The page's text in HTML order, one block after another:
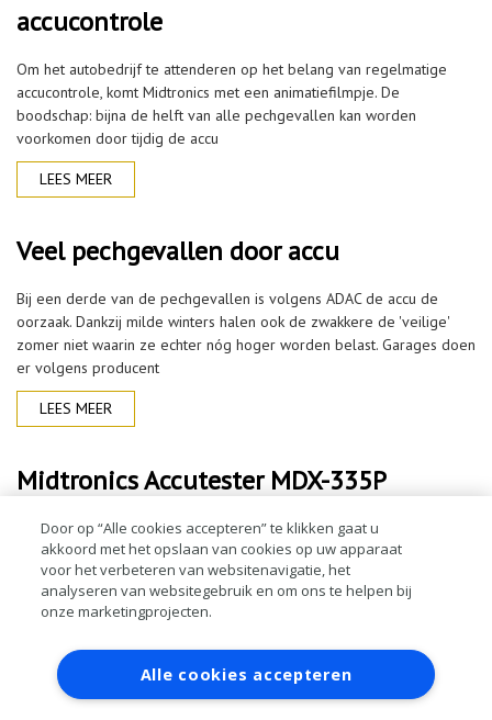
accucontrole
Om het autobedrijf te attenderen op het belang van regelmatige
accucontrole, komt Midtronics met een animatiefilmpje. De
boodschap: bijna de helft van alle pechgevallen kan worden
voorkomen door tijdig de accu
LEES MEER
Veel pechgevallen door accu
Bij een derde van de pechgevallen is volgens ADAC de accu de
oorzaak. Dankzij milde winters halen ook de zwakkere de 'veilige'
zomer niet waarin ze echter nóg hoger worden belast. Garages doen
er volgens producent
LEES MEER
Midtronics Accutester MDX-335P
Een accu is geen seizoensgebonden product! Met de accutesters van
marktleider Midtronics test u het hele jaar door snel en gemakkelijk
elke accu. Door accu’s die aan het einde van hun levensduur zijn tijdig
te ver
Contact Account aanvragen
Inloggen
RAI bestanden
Privacy
Algemene
voorwaarden
Door op “Alle cookies accepteren” te klikken gaat u
akkoord met het opslaan van cookies op uw apparaat
voor het verbeteren van websitenavigatie, het
analyseren van websitegebruik en om ons te helpen bij
onze marketingprojecten.
Alle cookies accepteren